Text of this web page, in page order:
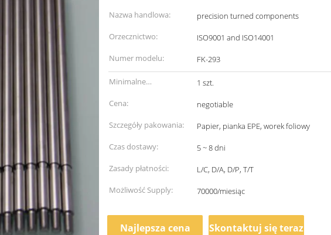
Nazwa handlowa:
precision turned components
Orzecznictwo:
ISO9001 and ISO14001
Numer modelu:
FK-293
Minimalne
zamówienie:
1 szt.
Cena:
negotiable
Szczegóły pakowania:
Papier, pianka EPE, worek foliowy
Czas dostawy:
5 ~ 8 dni
Zasady płatności:
L/C, D/A, D/P, T/T
Możliwość Supply:
70000/miesiąc
Najlepsza cena Skontaktuj się teraz